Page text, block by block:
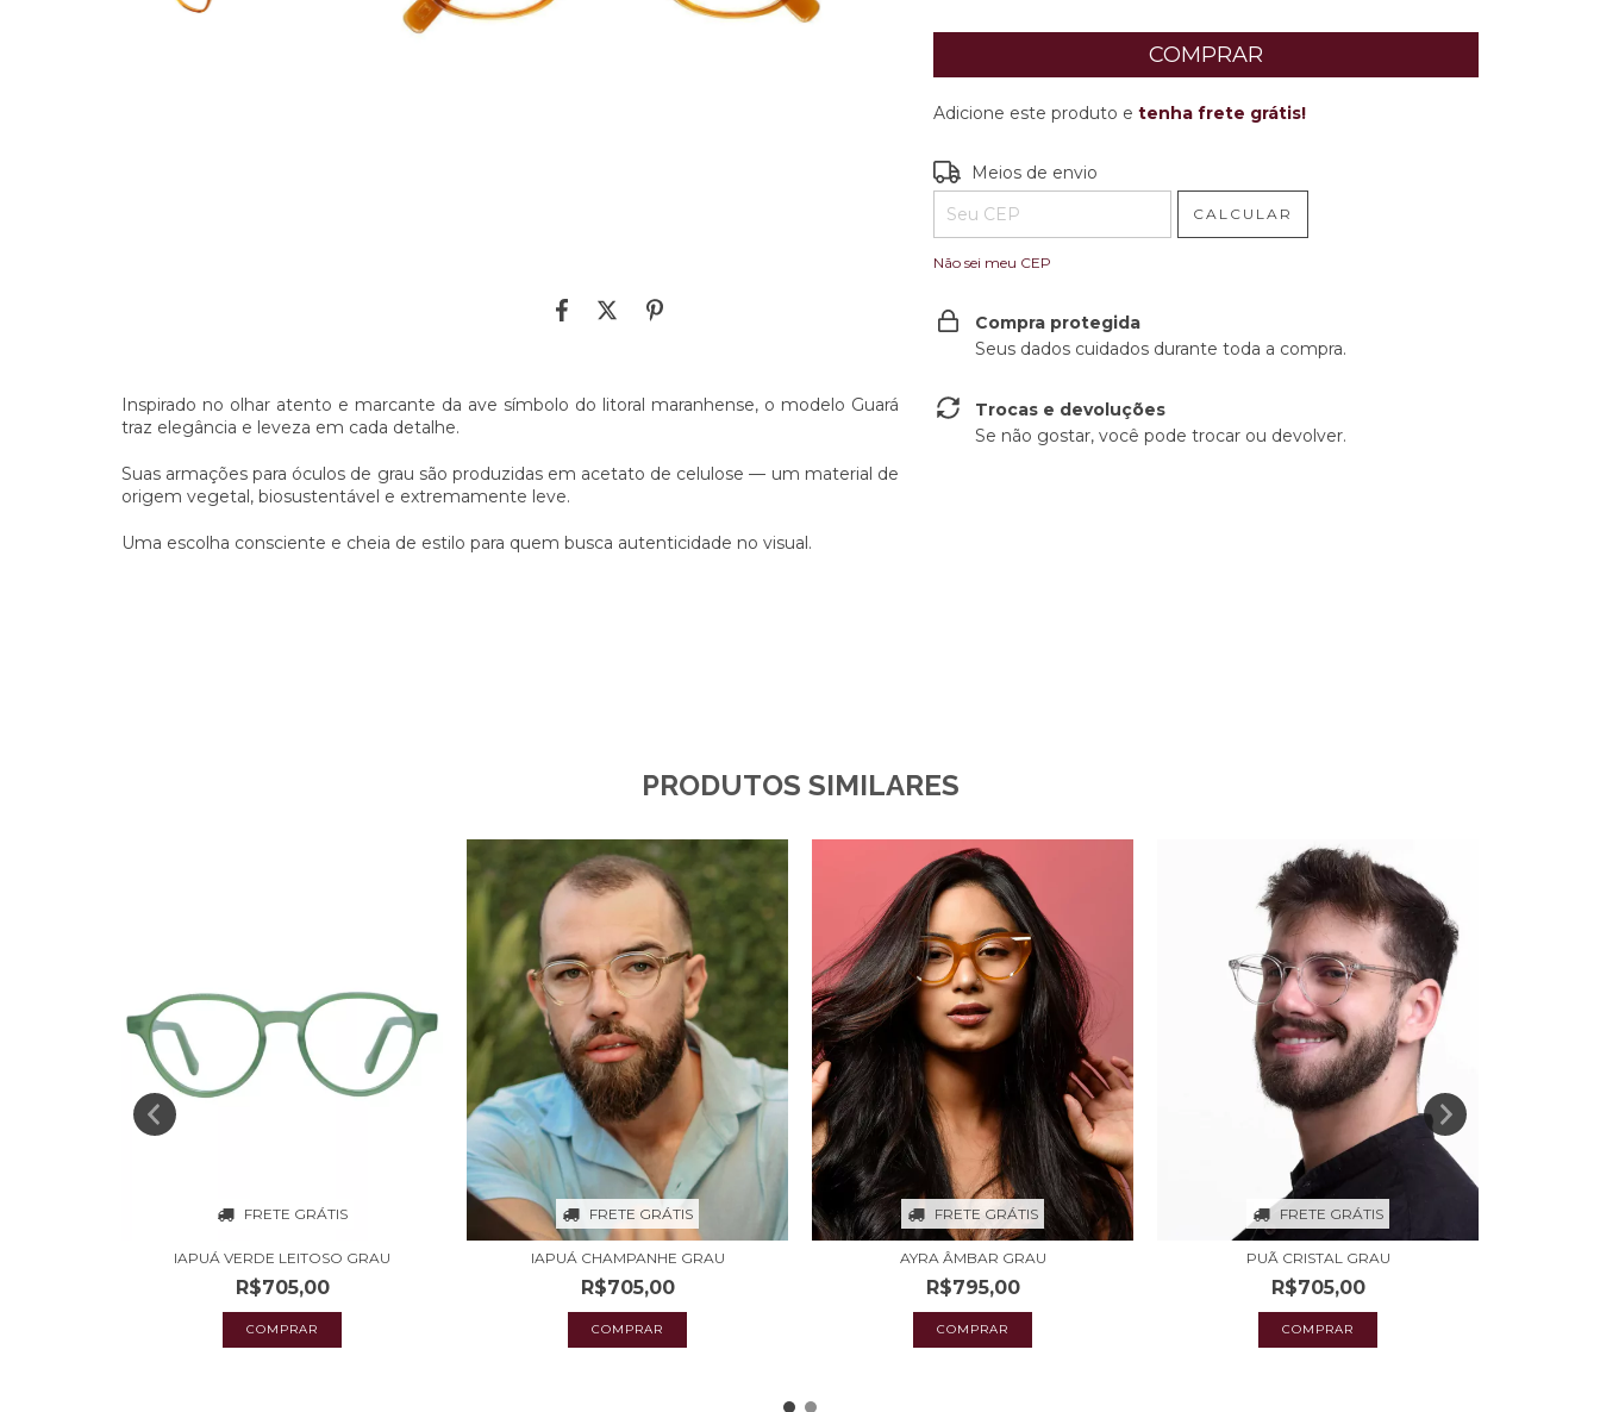
Inspirado no olhar atento e marcante da ave símbolo do litoral maranhense, o modelo Guará
traz elegância e leveza em cada detalhe.
Suas armações para óculos de grau são produzidas em acetato de celulose — um material de
origem vegetal, biosustentável e extremamente leve.
Uma escolha consciente e cheia de estilo para quem busca autenticidade no visual.
Adicione este produto etenha frete grátis!
Entregas para o CEP:
Meios de envio
CALCULAR
Não sei meu CEP
Compra protegida
Seus dados cuidados durante toda a compra.
Trocas e devoluções
Se não gostar, você pode trocar ou devolver.
PRODUTOS SIMILARES
FRETE GRÁTIS
IAPUÁ VERDE LEITOSO GRAU
R$705,00
FRETE GRÁTIS
IAPUÁ CHAMPANHE GRAU
R$705,00
FRETE GRÁTIS
AYRA ÂMBAR GRAU
R$795,00
FRETE GRÁTIS
PUÃ CRISTAL GRAU
R$705,00